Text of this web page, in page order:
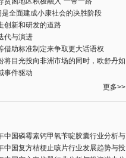
是全面建成小康社会的决胜阶段
创新和研发的道路
代与演进
借助标准制定来争取更大话语权
将目光投向非洲市场的同时，欧舒丹如
就真的不怕丧失先机吗?
事件驱动
更多>>
中国磷霉素钙甲氧苄啶胶囊行业分析与
告
中国复方桔梗止咳片行业发展趋势与投